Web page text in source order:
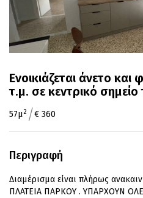
Ενοικιάζεται άνετο
τ.μ. σε κεντρικό σημείο
57μ2 /€ 360
Περιγραφή
Διαμέρισμα είναι πλήρως
ΠΛΑΤΕΙΑ ΠΑΡΚΟΥ . ΥΠΑΡΧΟΥΝ